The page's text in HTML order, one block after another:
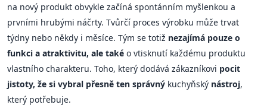
na nový produkt obvykle začíná spontánním myšlenkou a
prvními hrubými náčrty. Tvůrčí proces výrobku může trvat
týdny nebo někdy i měsíce. Tým se totiž nezajímá pouze o
funkci a atraktivitu, ale také o vtisknutí každému produktu
vlastního charakteru. Toho, který dodává zákazníkovi pocit
jistoty, že si vybral přesně ten správný kuchyňský nástroj,
který potřebuje.